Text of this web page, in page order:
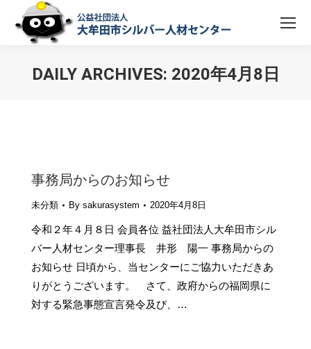
DAILY ARCHIVES: 2020年4月8日
事務局からのお知らせ
未分類 By sakurasystem 2020年4月8日
令和２年４月８日 会員各位 益社団法人大牟田市シル
バー人材センター理事長 井形 陽一 事務局からの
お知らせ 日頃から、当センターにご協力いただきあ
りがとうございます。 さて、政府からの福岡県に
対する緊急事態宣言発令及び、…